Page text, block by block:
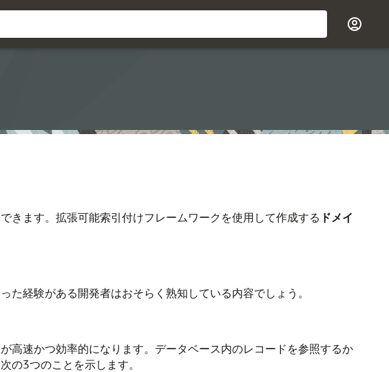
きます。拡張可能索引付けフレームワークを使用して作成する ドメイ
経験がある開発者はおそらく熟知している内容でしょう。
高速かつ効率的になります。データベース内のレコードを参照するか
の3つのことを示します。